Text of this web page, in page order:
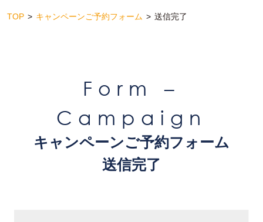
TOP キャンペーンご予約フォーム 送信完了
Form –
Campaign
キャンペーンご予約フォーム
送信完了